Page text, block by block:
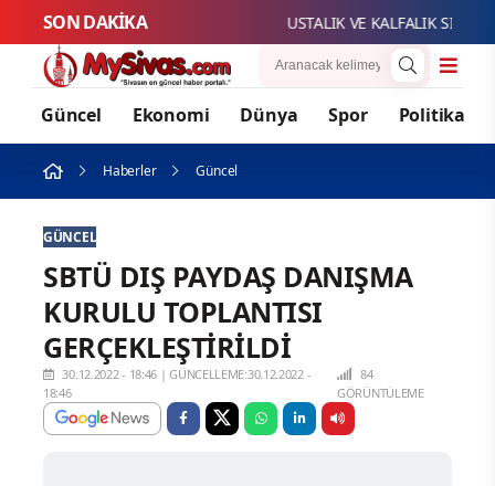
SON DAKİKA USTALIK VE KALFALIK SINAV
Güncel Ekonomi Dünya Spor Politika
Haberler Güncel
GÜNCEL
SBTÜ DIŞ PAYDAŞ DANIŞMA
KURULU TOPLANTISI
GERÇEKLEŞTİRİLDİ
30.12.2022 - 18:46 |GÜNCELLEME:30.12.2022 -
18:46
84
GÖRÜNTÜLEME